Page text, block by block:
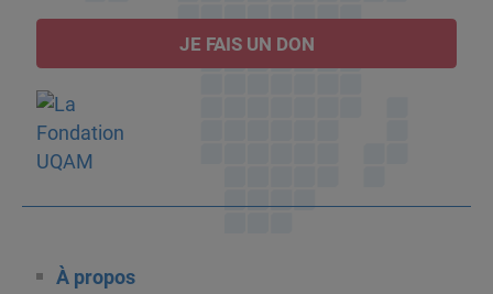
JE FAIS UN DON
À propos